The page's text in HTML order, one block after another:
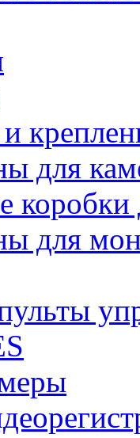
для
для